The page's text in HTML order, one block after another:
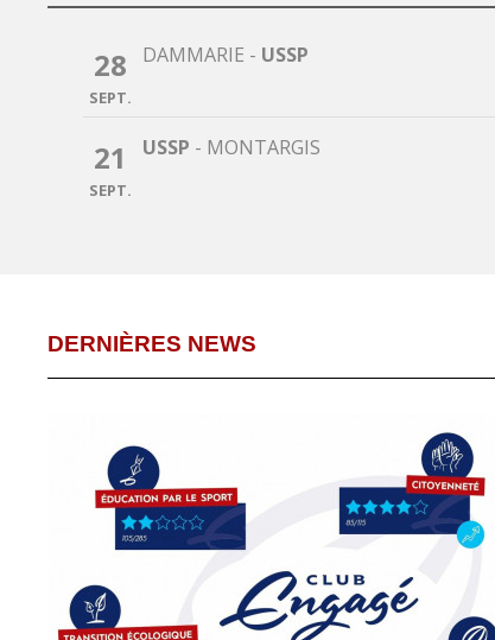
28
SEPT.
DAMMARIE - USSP
21
SEPT.
USSP - MONTARGIS
DERNIÈRES NEWS